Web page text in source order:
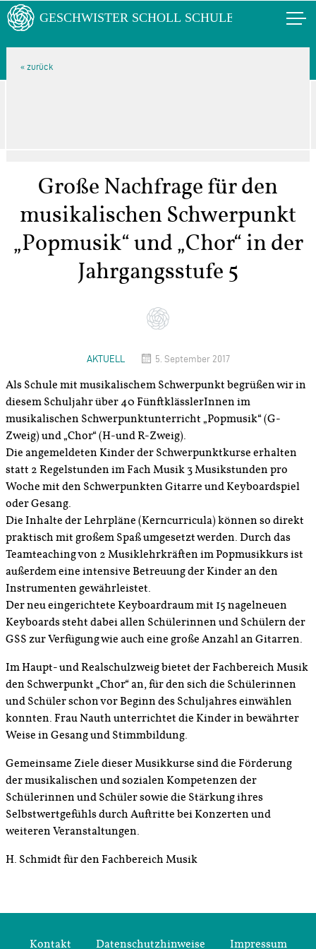
Große Nachfrage für den
musikalischen Schwerpunkt
„Popmusik“ und „Chor“ in der
Jahrgangsstufe 5
AKTUELL 5. September 2017
Als Schule mit musikalischem Schwerpunkt begrüßen wir in
diesem Schuljahr über 40 FünftklässlerInnen im
musikalischen Schwerpunktunterricht „Popmusik“ (G-
Zweig) und „Chor“ (H-und R-Zweig).
Die angemeldeten Kinder der Schwerpunktkurse erhalten
statt 2 Regelstunden im Fach Musik 3 Musikstunden pro
Woche mit den Schwerpunkten Gitarre und Keyboardspiel
oder Gesang.
Die Inhalte der Lehrpläne (Kerncurricula) können so direkt
praktisch mit großem Spaß umgesetzt werden. Durch das
Teamteaching von 2 Musiklehrkräften im Popmusikkurs ist
außerdem eine intensive Betreuung der Kinder an den
Instrumenten gewährleistet.
Der neu eingerichtete Keyboardraum mit 15 nagelneuen
Keyboards steht dabei allen Schülerinnen und Schülern der
GSS zur Verfügung wie auch eine große Anzahl an Gitarren.
Im Haupt- und Realschulzweig bietet der Fachbereich Musik
den Schwerpunkt „Chor“ an, für den sich die Schülerinnen
und Schüler schon vor Beginn des Schuljahres einwählen
konnten. Frau Nauth unterrichtet die Kinder in bewährter
Weise in Gesang und Stimmbildung.
Gemeinsame Ziele dieser Musikkurse sind die Förderung
der musikalischen und sozialen Kompetenzen der
Schülerinnen und Schüler sowie die Stärkung ihres
Selbstwertgefühls durch Auftritte bei Konzerten und
weiteren Veranstaltungen.
H. Schmidt für den Fachbereich Musik
Kontakt Datenschutzhinweise Impressum